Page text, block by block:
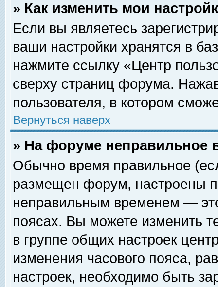
» Как изменить мои
Если вы являетесь
ваши настройки хранятся в
нажмите ссылку «Центр
сверху страниц форума.
пользователя, в котором
Вернуться наверх
» На форуме неправильное
Обычно время правильное
размещен форум, настроены
неправильным временем —
поясах. Вы можете изменить
в группе общих настроек
изменения часового пояса,
настроек, необходимо быть